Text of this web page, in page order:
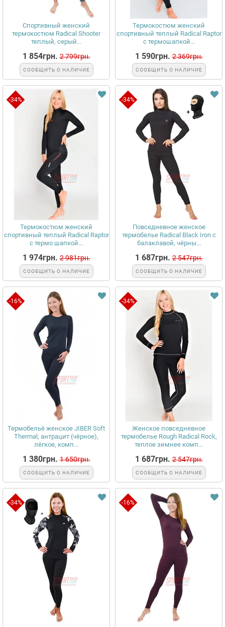
Спортивный женский
термокостюм Radical Shooter
теплый, серый...
1 854грн. 2 799грн.
СООБЩИТЬ О НАЛИЧИЕ
Термокостюм женский
спортивный теплый Radical Raptor
с термошапкой...
1 590грн. 2 369грн.
СООБЩИТЬ О НАЛИЧИЕ
-34%
Термокостюм женский
спортивный теплый Radical Raptor
с термо шапкой...
1 974грн. 2 981грн.
СООБЩИТЬ О НАЛИЧИЕ
-34%
Повседневное женское
термобелье Radical Black Iron с
балаклавой, чёрны...
1 687грн. 2 547грн.
СООБЩИТЬ О НАЛИЧИЕ
-16%
Термобельё женское JIBER Soft
Thermal, антрацит (чёрное),
лёгкое, комп...
1 380грн. 1 650грн.
СООБЩИТЬ О НАЛИЧИЕ
-34%
Женское повседневное
термобелье Rough Radical Rock,
теплое зимнее комп...
1 687грн. 2 547грн.
СООБЩИТЬ О НАЛИЧИЕ
-34% -16%